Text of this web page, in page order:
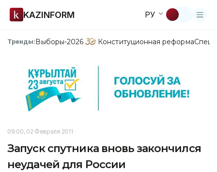
KAZINFORM РУ
Тренды:Выборы-2026 Конституционная реформа
09:00, 02 Февраля 2011
Запуск спутника вновь закончился
неудачей для России